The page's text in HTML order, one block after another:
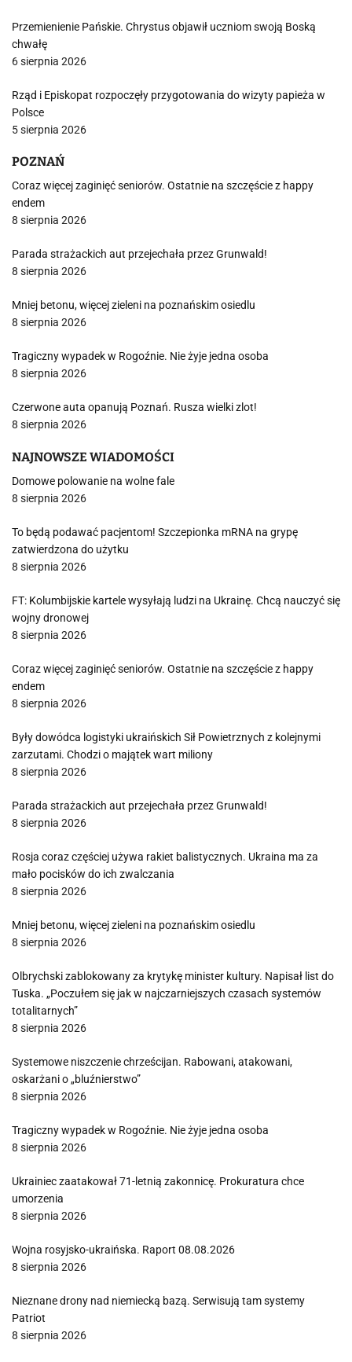
Przemienienie Pańskie. Chrystus objawił uczniom swoją Boską
chwałę
6 sierpnia 2026
Rząd i Episkopat rozpoczęły przygotowania do wizyty papieża w
Polsce
5 sierpnia 2026
POZNAŃ
Coraz więcej zaginięć seniorów. Ostatnie na szczęście z happy
endem
8 sierpnia 2026
Parada strażackich aut przejechała przez Grunwald!
8 sierpnia 2026
Mniej betonu, więcej zieleni na poznańskim osiedlu
8 sierpnia 2026
Tragiczny wypadek w Rogoźnie. Nie żyje jedna osoba
8 sierpnia 2026
Czerwone auta opanują Poznań. Rusza wielki zlot!
8 sierpnia 2026
NAJNOWSZE WIADOMOŚCI
Domowe polowanie na wolne fale
8 sierpnia 2026
To będą podawać pacjentom! Szczepionka mRNA na grypę
zatwierdzona do użytku
8 sierpnia 2026
FT: Kolumbijskie kartele wysyłają ludzi na Ukrainę. Chcą nauczyć się
wojny dronowej
8 sierpnia 2026
Coraz więcej zaginięć seniorów. Ostatnie na szczęście z happy
endem
8 sierpnia 2026
Były dowódca logistyki ukraińskich Sił Powietrznych z kolejnymi
zarzutami. Chodzi o majątek wart miliony
8 sierpnia 2026
Parada strażackich aut przejechała przez Grunwald!
8 sierpnia 2026
Rosja coraz częściej używa rakiet balistycznych. Ukraina ma za
mało pocisków do ich zwalczania
8 sierpnia 2026
Mniej betonu, więcej zieleni na poznańskim osiedlu
8 sierpnia 2026
Olbrychski zablokowany za krytykę minister kultury. Napisał list do
Tuska. „Poczułem się jak w najczarniejszych czasach systemów
totalitarnych”
8 sierpnia 2026
Systemowe niszczenie chrześcijan. Rabowani, atakowani,
oskarżani o „bluźnierstwo”
8 sierpnia 2026
Tragiczny wypadek w Rogoźnie. Nie żyje jedna osoba
8 sierpnia 2026
Ukrainiec zaatakował 71-letnią zakonnicę. Prokuratura chce
umorzenia
8 sierpnia 2026
Wojna rosyjsko-ukraińska. Raport 08.08.2026
8 sierpnia 2026
Nieznane drony nad niemiecką bazą. Serwisują tam systemy
Patriot
8 sierpnia 2026